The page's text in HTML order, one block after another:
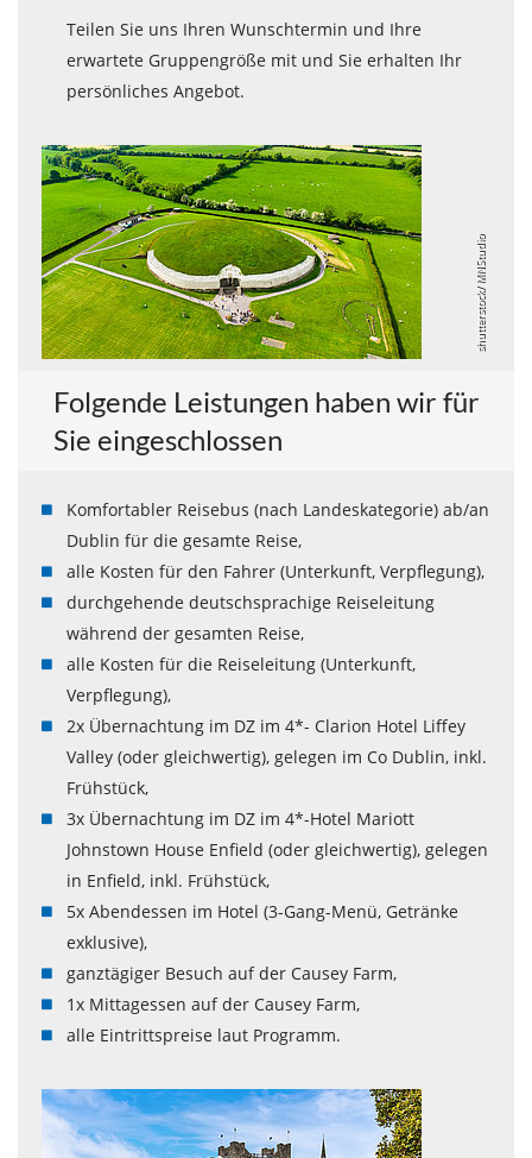
Teilen Sie uns Ihren Wunschtermin und Ihre
erwartete Gruppengröße mit und Sie erhalten Ihr
persönliches Angebot.
shutterstock/ MNStudio
Folgende Leistungen haben wir für
Sie eingeschlossen
Komfortabler Reisebus (nach Landeskategorie) ab/an
Dublin für die gesamte Reise,
alle Kosten für den Fahrer (Unterkunft, Verpflegung),
durchgehende deutschsprachige Reiseleitung
während der gesamten Reise,
alle Kosten für die Reiseleitung (Unterkunft,
Verpflegung),
2x Übernachtung im DZ im 4*- Clarion Hotel Liffey
Valley (oder gleichwertig), gelegen im Co Dublin, inkl.
Frühstück,
3x Übernachtung im DZ im 4*-Hotel Mariott
Johnstown House Enfield (oder gleichwertig), gelegen
in Enfield, inkl. Frühstück,
5x Abendessen im Hotel (3-Gang-Menü, Getränke
exklusive),
ganztägiger Besuch auf der Causey Farm,
1x Mittagessen auf der Causey Farm,
alle Eintrittspreise laut Programm.